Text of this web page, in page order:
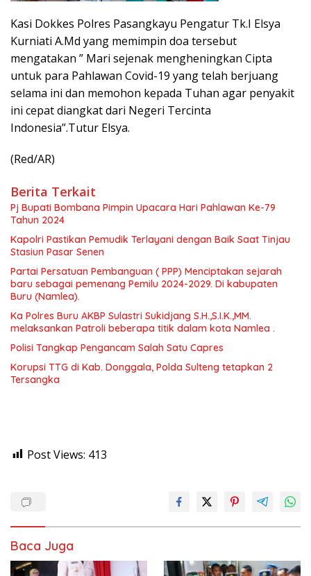
Kasi Dokkes Polres Pasangkayu Pengatur Tk.I Elsya
Kurniati A.Md yang memimpin doa tersebut
mengatakan ” Mari sejenak mengheningkan Cipta
untuk para Pahlawan Covid-19 yang telah berjuang
selama ini dan memohon kepada Tuhan agar penyakit
ini cepat diangkat dari Negeri Tercinta
Indonesia”.Tutur Elsya.
(Red/AR)
Berita Terkait
Pj Bupati Bombana Pimpin Upacara Hari Pahlawan Ke-79
Tahun 2024
Kapolri Pastikan Pemudik Terlayani dengan Baik Saat Tinjau
Stasiun Pasar Senen
Partai Persatuan Pembanguan ( PPP) Menciptakan sejarah
baru sebagai pemenang Pemilu 2024-2029. Di kabupaten
Buru (Namlea).
Ka Polres Buru AKBP Sulastri Sukidjang S.H.,S.I.K.,MM.
melaksankan Patroli beberapa titik dalam kota Namlea .
Polisi Tangkap Pengancam Salah Satu Capres
Korupsi TTG di Kab. Donggala, Polda Sulteng tetapkan 2
Tersangka
Post Views: 413
Baca Juga